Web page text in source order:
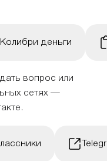
деньги
вопрос или
сетях —